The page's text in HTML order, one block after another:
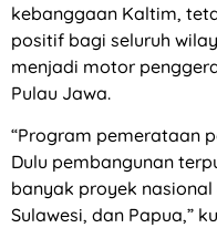
kebanggaan Kaltim,
positif bagi seluruh
menjadi motor
Pulau Jawa.
“Program pemerataan
Dulu pembangunan
banyak proyek
Sulawesi, dan Papua,”